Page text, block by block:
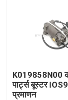
K019858N00
पार्ट्स बूस्टर
प्रमाणन